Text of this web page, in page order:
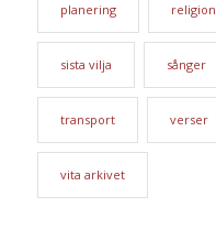
planering religion
sista vilja sånger
transport verser
vita arkivet